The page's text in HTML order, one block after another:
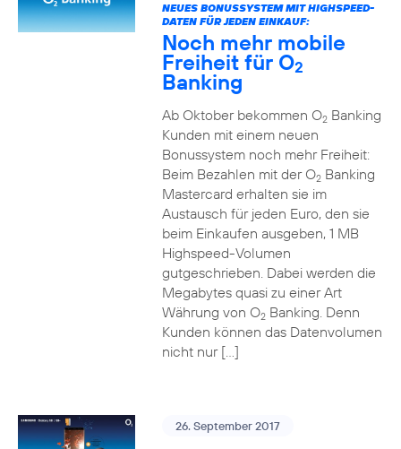
NEUES BONUSSYSTEM MIT HIGHSPEED-
DATEN FÜR JEDEN EINKAUF:
Noch mehr mobile
Freiheit für O2
Banking
Ab Oktober bekommen O2Banking
Kunden mit einem neuen
Bonussystem noch mehr Freiheit:
Beim Bezahlen mit der O2Banking
Mastercard erhalten sie im
Austausch für jeden Euro, den sie
beim Einkaufen ausgeben, 1 MB
Highspeed-Volumen
gutgeschrieben. Dabei werden die
Megabytes quasi zu einer Art
Währung von O2Banking. Denn
Kunden können das Datenvolumen
nicht nur […]
26. September 2017